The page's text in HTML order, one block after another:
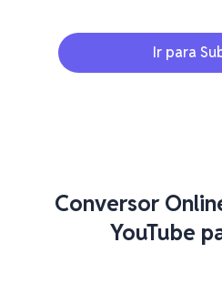
Ir para
Conversor
YouTube